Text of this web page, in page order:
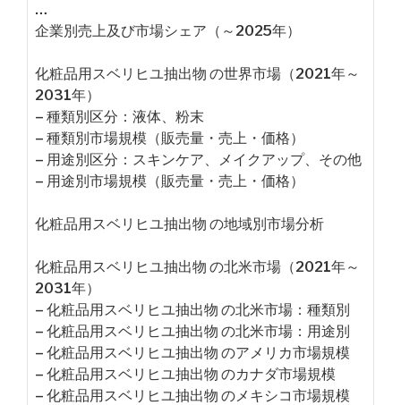
…
企業別売上及び市場シェア（～2025年）
化粧品用スベリヒユ抽出物 の世界市場（2021年～
2031年）
– 種類別区分：液体、粉末
– 種類別市場規模（販売量・売上・価格）
– 用途別区分：スキンケア、メイクアップ、その他
– 用途別市場規模（販売量・売上・価格）
化粧品用スベリヒユ抽出物 の地域別市場分析
化粧品用スベリヒユ抽出物 の北米市場（2021年～
2031年）
– 化粧品用スベリヒユ抽出物 の北米市場：種類別
– 化粧品用スベリヒユ抽出物 の北米市場：用途別
– 化粧品用スベリヒユ抽出物 のアメリカ市場規模
– 化粧品用スベリヒユ抽出物 のカナダ市場規模
– 化粧品用スベリヒユ抽出物 のメキシコ市場規模